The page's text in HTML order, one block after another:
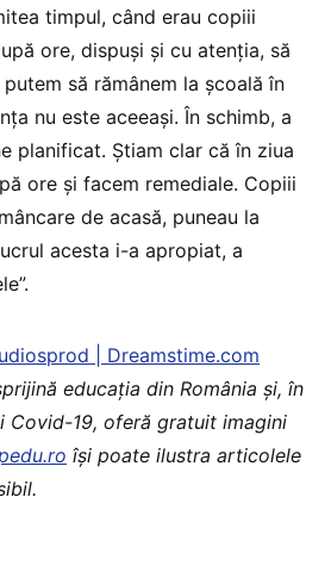
timpul, când erau copiii
ore, dispuși și cu atenția, să
să rămânem la școală în
nu este aceeași. În schimb, a
planificat. Știam clar că în ziua
ore și facem remediale. Copiii
de acasă, puneau la
acesta i-a apropiat, a
| Dreamstime.com
educaţia din România şi, în
Covid-19, oferă gratuit imagini
îşi poate ilustra articolele